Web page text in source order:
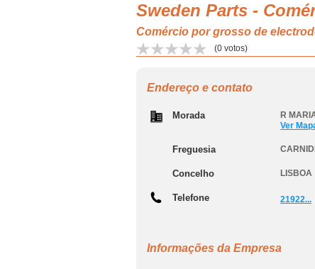
Sweden Parts -
Comércio por grosso de
(0 votos)
Endereço e contato
Morada R
Ver
Freguesia
Concelho LISBOA
Telefone 21922...
Informações da Empresa